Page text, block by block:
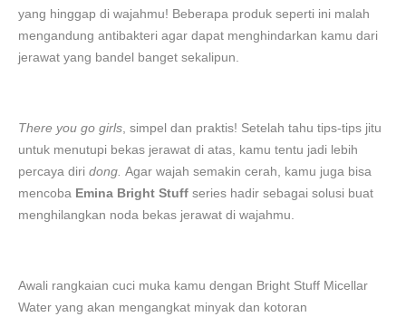
yang hinggap di wajahmu! Beberapa produk seperti ini malah
mengandung antibakteri agar dapat menghindarkan kamu dari
jerawat yang bandel banget sekalipun.
There you go girls , simpel dan praktis! Setelah tahu tips-tips jitu
untuk menutupi bekas jerawat di atas, kamu tentu jadi lebih
percaya diri dong. Agar wajah semakin cerah, kamu juga bisa
mencoba Emina Bright Stuff series hadir sebagai solusi buat
menghilangkan noda bekas jerawat di wajahmu.
Awali rangkaian cuci muka kamu dengan Bright Stuff Micellar
Water yang akan mengangkat minyak dan kotoran